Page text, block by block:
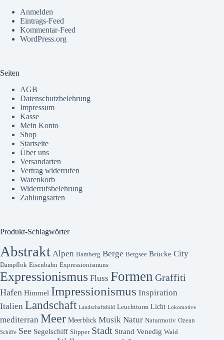
Anmelden
Eintrags-Feed
Kommentar-Feed
WordPress.org
Seiten
AGB
Datenschutzbelehrung
Impressum
Kasse
Mein Konto
Shop
Startseite
Über uns
Versandarten
Vertrag widerrufen
Warenkorb
Widerrufsbelehrung
Zahlungsarten
Produkt-Schlagwörter
Abstrakt Alpen Bamberg Berge Bergsee Brücke City
Dampflok Eisenbahn Expressionismuns
Expressionismus Fluss Formen Graffiti
Hafen Himmel Impressionismus Inspiration
Italien Landschaft Landschaftsbild Leuchtturm Licht Lokomotive
mediterran Meer Meerblick Musik Natur Naturmotiv Ozean
Schiffe See Segelschiff Slipper Stadt Strand Venedig Wald